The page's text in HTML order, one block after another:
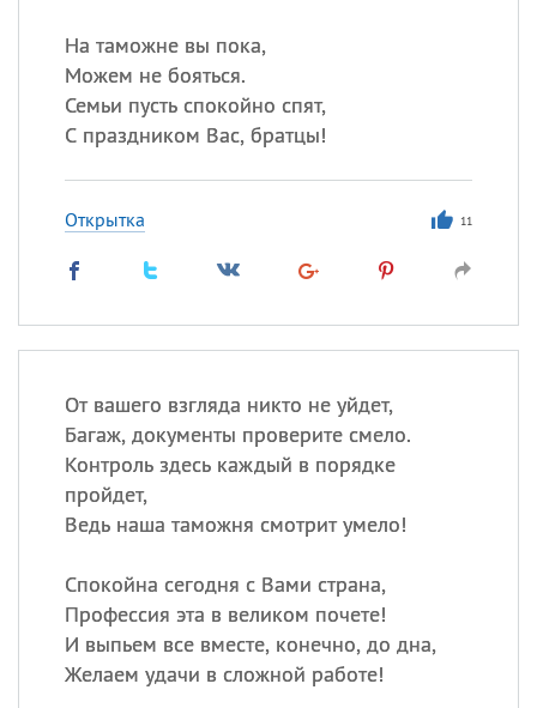
На таможне вы пока,
Можем не бояться.
Семьи пусть спокойно спят,
С праздником Вас, братцы!
Открытка 11
От вашего взгляда никто не уйдет,
Багаж, документы проверите смело.
Контроль здесь каждый в порядке
пройдет,
Ведь наша таможня смотрит умело!
Спокойна сегодня с Вами страна,
Профессия эта в великом почете!
И выпьем все вместе, конечно, до дна,
Желаем удачи в сложной работе!
Посмотреть значение